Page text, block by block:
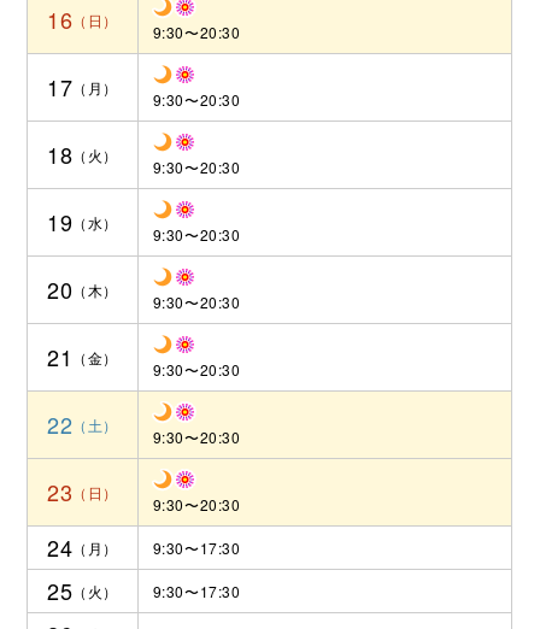
16 9:30〜20:30
17 9:30〜20:30
18 9:30〜20:30
19 9:30〜20:30
20 9:30〜20:30
21 9:30〜20:30
22 9:30〜20:30
23 9:30〜20:30
24 9:30〜17:30
25 9:30〜17:30